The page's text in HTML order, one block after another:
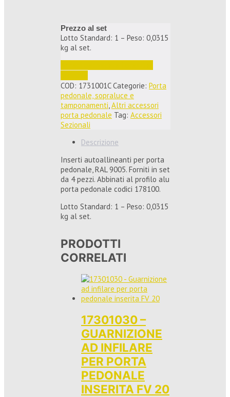
Prezzo al set
Lotto Standard: 1 – Peso: 0,0315
kg al set.
COD: 1731001C Categorie: Porta
pedonale, sopraluce e
tamponamenti,Altri accessori
porta pedonale Tag: Accessori
Sezionali
Descrizione
Inserti autoallineanti per porta
pedonale, RAL 9005. Forniti in set
da 4 pezzi. Abbinati al profilo alu
porta pedonale codici 178100.
Lotto Standard: 1 – Peso: 0,0315
kg al set.
PRODOTTI
CORRELATI
17301030 –
GUARNIZIONE
AD INFILARE
PER PORTA
PEDONALE
INSERITA FV 20